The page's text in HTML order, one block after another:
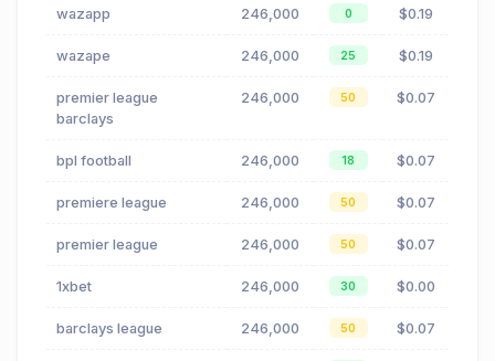
wazapp 246,000 0 $0.19
wazape 246,000 25 $0.19
premier league
barclays
246,000 50 $0.07
bpl football 246,000 18 $0.07
premiere league 246,000 50 $0.07
premier league 246,000 50 $0.07
1xbet 246,000 30 $0.00
barclays league 246,000 50 $0.07